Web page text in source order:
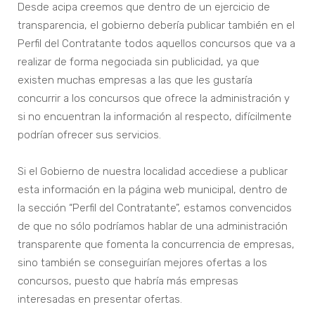
Desde acipa creemos que dentro de un ejercicio de
transparencia, el gobierno debería publicar también en el
Perfil del Contratante todos aquellos concursos que va a
realizar de forma negociada sin publicidad, ya que
existen muchas empresas a las que les gustaría
concurrir a los concursos que ofrece la administración y
si no encuentran la información al respecto, difícilmente
podrían ofrecer sus servicios.
Si el Gobierno de nuestra localidad accediese a publicar
esta información en la página web municipal, dentro de
la sección “Perfil del Contratante”, estamos convencidos
de que no sólo podríamos hablar de una administración
transparente que fomenta la concurrencia de empresas,
sino también se conseguirían mejores ofertas a los
concursos, puesto que habría más empresas
interesadas en presentar ofertas.